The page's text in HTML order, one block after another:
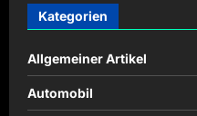
Kategorien
Allgemeiner Artikel
Automobil